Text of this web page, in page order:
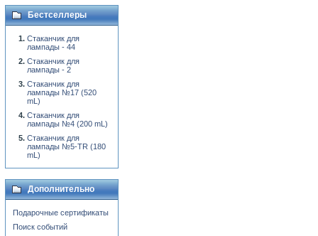
Бестселлеры
Стаканчик для
лампады - 44
Стаканчик для
лампады - 2
Стаканчик для
лампады №17 (520
mL)
Стаканчик для
лампады №4 (200 mL)
Стаканчик для
лампады №5-TR (180
mL)
Дополнительно
Подарочные сертификаты
Поиск событий